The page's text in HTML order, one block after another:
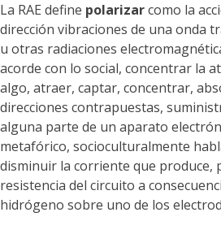
La RAE define polarizarcomo la
dirección vibraciones de una onda
u otras radiaciones
acorde con lo social, concentrar la
algo, atraer, captar, concentrar,
direcciones contrapuestas,
alguna parte de un aparato
metafórico, socioculturalmente
disminuir la corriente que produce,
resistencia del circuito a
hidrógeno sobre uno de los